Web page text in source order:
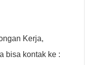
Kerja,
bisa kontak ke :